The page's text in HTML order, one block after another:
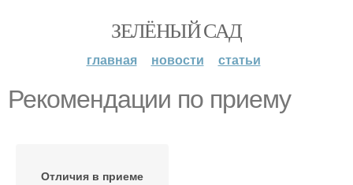
ЗЕЛЁНЫЙ САД
главная новости статьи
Рекомендации по приему
Отличия в приеме